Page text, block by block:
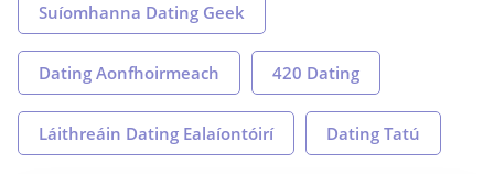
Suíomhanna Dating Geek
Dating Aonfhoirmeach 420 Dating
Láithreáin Dating Ealaíontóirí Dating Tatú